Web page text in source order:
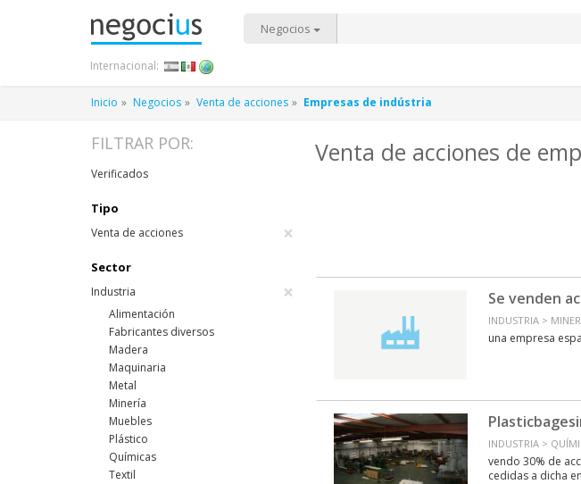
Negocios
Internacional:
Inicio Negocios Venta de acciones Empresas de indústria
Venta de acciones de
Se venden
INDUSTRIA >
una empresa
INDUSTRIA >
vendo 30% de
cedidas a dicha
FILTRAR POR:
Verificados
Tipo
Venta de acciones ×
Sector
Industria ×
Alimentación
Fabricantes diversos
Madera
Maquinaria
Metal
Minería
Muebles
Plástico
Químicas
Textil